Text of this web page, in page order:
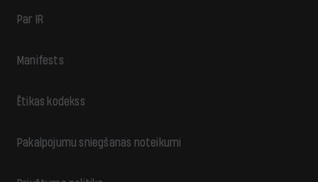
Par IR
Manifests
Ētikas kodekss
Pakalpojumu sniegšanas noteikumi